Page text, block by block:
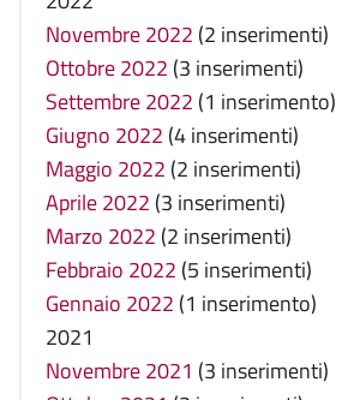
Novembre 2022 (2 inserimenti)
Ottobre 2022 (3 inserimenti)
Settembre 2022 (1 inserimento)
Giugno 2022 (4 inserimenti)
Maggio 2022 (2 inserimenti)
Aprile 2022 (3 inserimenti)
Marzo 2022 (2 inserimenti)
Febbraio 2022 (5 inserimenti)
Gennaio 2022 (1 inserimento)
2021
Novembre 2021 (3 inserimenti)